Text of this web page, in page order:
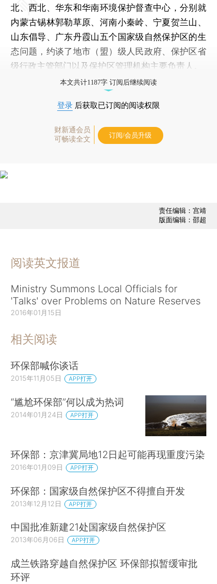
北、西北、华东和华南环境保护督查中心，分别就
内蒙古锡林郭勒草原、河南小秦岭、宁夏贺兰山、
山东倡导、广东丹霞山五个国家级自然保护区的生
态问题，约谈了地市（盟）级人民政府、保护区省
级行政主管部门以及保护区管理机构主要负责人。
本文共计1187字 订阅后继续阅读
登录 后获取已订阅的阅读权限
财新通会员
可畅读全文
订阅/会员升级
责任编辑：宫靖
版面编辑：邵超
阅读英文报道
Ministry Summons Local Officials for
'Talks' over Problems on Nature Reserves
2016年01月15日
相关阅读
环保部喊你谈话
2015年11月05日 APP打开
“尴尬环保部”何以成为热词
2014年01月24日 APP打开
环保部：京津冀局地12日起可能再现重度污染
2016年01月09日 APP打开
环保部：国家级自然保护区不得擅自开发
2013年12月12日 APP打开
中国批准新建21处国家级自然保护区
2013年06月06日 APP打开
成兰铁路穿越自然保护区 环保部拟暂缓审批
环评